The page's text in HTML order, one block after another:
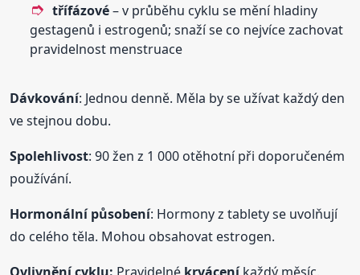
třífázové– v průběhu cyklu se mění hladiny
gestagenů i estrogenů; snaží se co nejvíce zachovat
pravidelnost menstruace
Dávkování: Jednou denně. Měla by se užívat každý den
ve stejnou dobu.
Spolehlivost: 90 žen z 1 000 otěhotní při doporučeném
používání.
Hormonální působení: Hormony z tablety se uvolňují
do celého těla. Mohou obsahovat estrogen.